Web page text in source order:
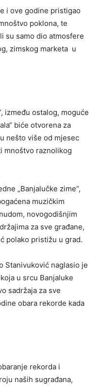
i ove godine pristigao
poklona, te
su samo dio atmosfere
zimskog marketa u
između ostalog, moguće
biće otvorena za
nešto više od mjesec
mnoštvo raznolikog
„Banjalučke zime“,
muzičkim
novogodišnjim
za sve građane,
polako pristižu u grad.
Stanivuković naglasio je
u srcu Banjaluke
sadržaja za sve
obara rekorde kada
rekorda i
naših sugrađana,